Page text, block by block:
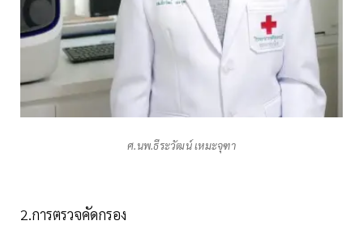
ศ.นพ.ธีระวัฒน์ เหมะจุฑา
2.การตรวจคัดกรอง